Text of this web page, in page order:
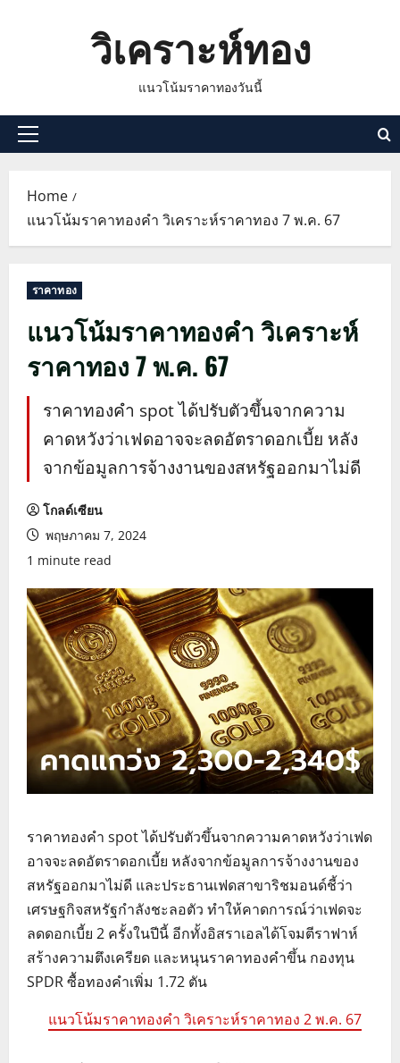
วิเคราะห์ทอง
แนวโน้มราคาทองวันนี้
Primary
Home
แนวโน้มราคาทองคำ วิเคราะห์ราคาทอง 7 พ.ค. 67
ราคาทอง
แนวโน้มราคาทองคำ วิเคราะห์
ราคาทอง 7 พ.ค. 67
ราคาทองคำ spot ได้ปรับตัวขึ้นจากความ
คาดหวังว่าเฟดอาจจะลดอัตราดอกเบี้ย หลัง
จากข้อมูลการจ้างงานของสหรัฐออกมาไม่ดี
โกลด์เซียน
พฤษภาคม 7, 2024
1 minute read
ราคาทองคำ spot ได้ปรับตัวขึ้นจากความคาดหวังว่าเฟด
อาจจะลดอัตราดอกเบี้ย หลังจากข้อมูลการจ้างงานของ
สหรัฐออกมาไม่ดี และประธานเฟดสาขาริชมอนด์ชี้ว่า
เศรษฐกิจสหรัฐกำลังชะลอตัว ทำให้คาดการณ์ว่าเฟดจะ
ลดดอกเบี้ย 2 ครั้งในปีนี้ อีกทั้งอิสราเอลได้โจมตีราฟาห์
สร้างความตึงเครียด และหนุนราคาทองคำขึ้น กองทุน
SPDR ซื้อทองคำเพิ่ม 1.72 ตัน
แนวโน้มราคาทองคำ วิเคราะห์ราคาทอง 2 พ.ค. 67